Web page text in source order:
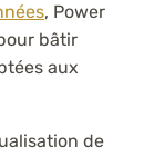
, Power
bâtir
aux
de